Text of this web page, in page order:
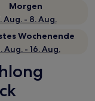
Morgen
Aug. - 8. Aug.
Wochenende
Aug. - 16. Aug.